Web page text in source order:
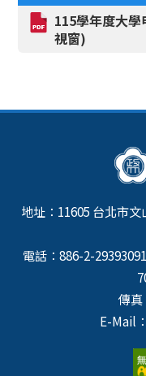
115學年度大
視窗)
地址：11605 台北市
電話：886-2-
傳真
E-Mail